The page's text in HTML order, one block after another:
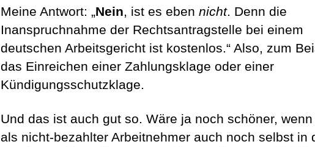
Meine Antwort: „Nein, ist es eben nicht. Denn die
Inanspruchnahme der Rechtsantragstelle bei einem
deutschen Arbeitsgericht ist kostenlos.“ Also, zum
das Einreichen einer Zahlungsklage oder einer
Kündigungsschutzklage.
Und das ist auch gut so. Wäre ja noch schöner,
als nicht-bezahlter Arbeitnehmer auch noch selbst in